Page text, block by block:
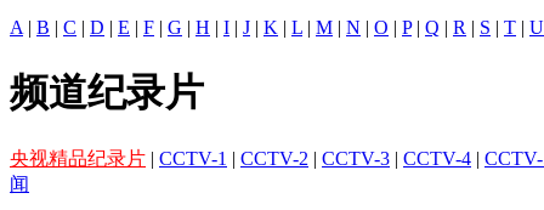
A | B | C | D | E | F | G | H | I | J | K | L | M | N | O | P| Q | R | S | T | U
频道纪录片
央视精品纪录片 | CCTV-1 | CCTV-2 | CCTV-3 | CCTV-4 |
闻